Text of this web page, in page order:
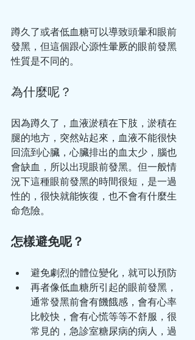
蹲久了或者低血糖可以導致頭暈和眼前
發黑，但這個跟心源性暈厥的眼前發黑
性質是不同的。
為什麼呢？
因為蹲久了，血液淤積在下肢，淤積在
腿的地方，突然站起來，血液不能很快
回流到心臟，心臟排出的血太少，腦也
會缺血，所以出現眼前發黑。但一般情
況下這種眼前發黑的時間很短，是一過
性的，很快就能恢復，也不會有什麼生
命危險。
怎樣避免呢？
避免劇烈的體位變化，就可以預防
再者像低血糖所引起的眼前發黑，
通常發黑前會有饑餓感，會有心率
比較快，會有心慌等等不舒服，很
常見的，急診室糖尿病的病人，過